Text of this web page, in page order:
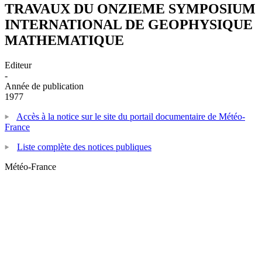
TRAVAUX DU ONZIEME SYMPOSIUM
INTERNATIONAL DE GEOPHYSIQUE
MATHEMATIQUE
Editeur
-
Année de publication
1977
Accès à la notice sur le site du portail documentaire de Météo-
France
Liste complète des notices publiques
Météo-France